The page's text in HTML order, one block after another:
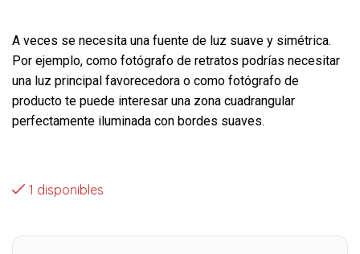
A veces se necesita una fuente de luz suave y simétrica.
Por ejemplo, como fotógrafo de retratos podrías necesitar
una luz principal favorecedora o como fotógrafo de
producto te puede interesar una zona cuadrangular
perfectamente iluminada con bordes suaves.
1 disponibles